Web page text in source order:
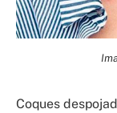
Coques